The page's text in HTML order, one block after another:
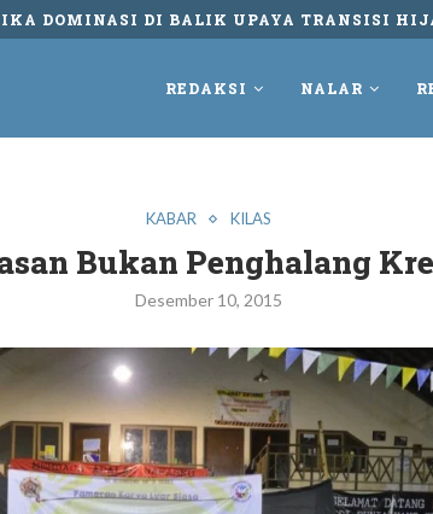
BUKU TERSUNGKUR DAN TETAP
REDAKSI NALAR
KABAR KILAS
Bukan Penghalang
Desember 10, 2015